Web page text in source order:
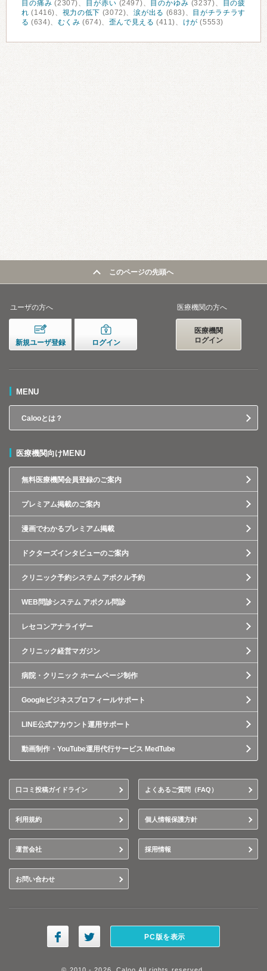
目の痛み (2307)、 目が赤い (2497)、 目のかゆみ (3237)、
目の疲
れ (1416)、 視力の低下 (3072)、涙が出る (683)、
目がチラチラす
る (634)、 むくみ (674)、 歪んで見える (411)、 けが (5553)
このページの先頭へ
ユーザの方へ
新規ユーザ登録 ログイン
医療機関の方へ
医療機関
ログイン
MENU
Calooとは？
医療機関向けMENU
無料医療機関会員登録のご案内
プレミアム掲載のご案内
漫画でわかるプレミアム掲載
ドクターズインタビューのご案内
クリニック予約システム アポクル予約
WEB問診システム アポクル問診
レセコンアナライザー
クリニック経営マガジン
病院・クリニック ホームページ制作
Googleビジネスプロフィールサポート
LINE公式アカウント運用サポート
動画制作・YouTube運用代行サービス MedTube
口コミ投稿ガイドライン よくあるご質問（FAQ）
利用規約 個人情報保護方針
運営会社 採用情報
お問い合わせ
PC版を表示